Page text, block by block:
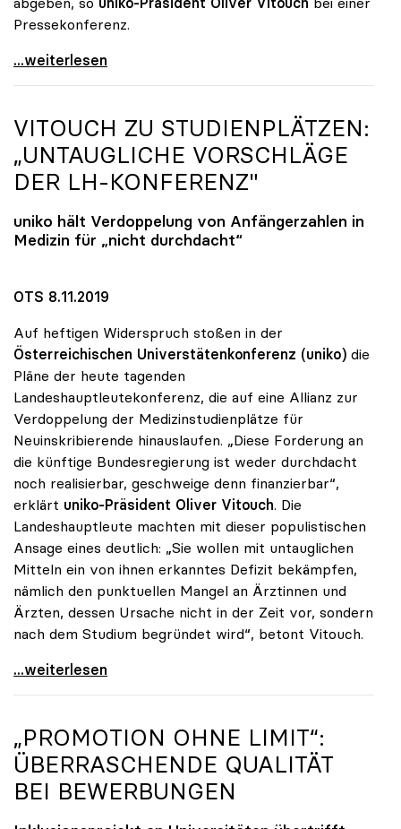
Pressekonferenz.
Unis wollen Budgetsteigerung und
...weiterlesen
VITOUCH ZU STUDIENPLÄTZEN:
„UNTAUGLICHE VORSCHLÄGE
DER LH-KONFERENZ"
uniko hält Verdoppelung von Anfängerzahlen in
Medizin für „nicht durchdacht“
OTS 8.11.2019
Auf heftigen Widerspruch stoßen in der
Österreichischen Universtätenkonferenz (uniko) die
Pläne der heute tagenden
Landeshauptleutekonferenz, die auf eine Allianz zur
Verdoppelung der Medizinstudienplätze für
Neuinskribierende hinauslaufen. „Diese Forderung an
die künftige Bundesregierung ist weder durchdacht
noch realisierbar, geschweige denn finanzierbar“,
erklärt uniko-Präsident Oliver Vitouch. Die
Landeshauptleute machten mit dieser populistischen
Ansage eines deutlich: „Sie wollen mit untauglichen
Mitteln ein von ihnen erkanntes Defizit bekämpfen,
nämlich den punktuellen Mangel an Ärztinnen und
Ärzten, dessen Ursache nicht in der Zeit vor, sondern
nach dem Studium begründet wird“, betont Vitouch.
Vitouch zu Studienplätzen: „Untaugliche Vorschläge
...weiterlesen
„PROMOTION OHNE LIMIT“:
ÜBERRASCHENDE QUALITÄT
BEI BEWERBUNGEN